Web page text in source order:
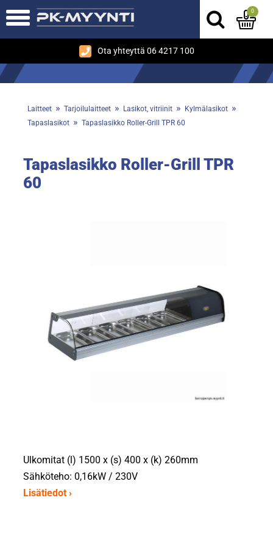
Ota yhteyttä 06 4217 100
0
Laitteet » Tarjoilulaitteet » Lasikot, vitriinit » Kylmälasikot »
Tapaslasikot » Tapaslasikko Roller-Grill TPR 60
Tapaslasikko Roller-Grill TPR
60
Ulkomitat (l) 1500 x (s) 400 x (k) 260mm
Sähköteho: 0,16kW / 230V
Lisätiedot ›